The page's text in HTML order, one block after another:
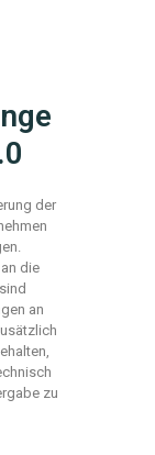
der
die
sind
an
zu